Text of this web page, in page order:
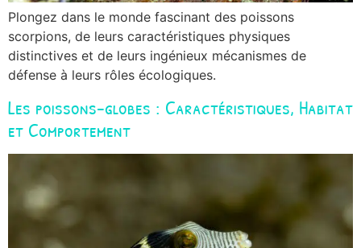
Plongez dans le monde fascinant des poissons
scorpions, de leurs caractéristiques physiques
distinctives et de leurs ingénieux mécanismes de
défense à leurs rôles écologiques.
Les poissons-globes : Caractéristiques, Habitat
et Comportement